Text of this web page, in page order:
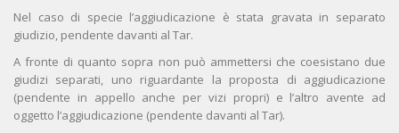
Nel caso di specie l’aggiudicazione è stata gravata in separato
giudizio, pendente davanti al Tar.
A fronte di quanto sopra non può ammettersi che coesistano due
giudizi separati, uno riguardante la proposta di aggiudicazione
(pendente in appello anche per vizi propri) e l’altro avente ad
oggetto l’aggiudicazione (pendente davanti al Tar).